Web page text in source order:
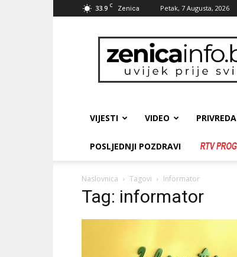
33.9 C Zenica Petak, 7 Augusta, 2026
zenicainfo.ba
VIJESTI VIDEO PRIVREDA
POSLJEDNJI POZDRAVI
Naslovnica Tagovi Informator
Tag: informator